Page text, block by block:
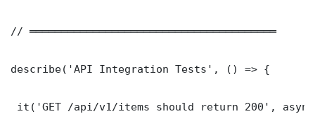
// ═══════════════════════════════════════
describe('API Integration Tests', () => {
it('GET /api/v1/items should return 200',